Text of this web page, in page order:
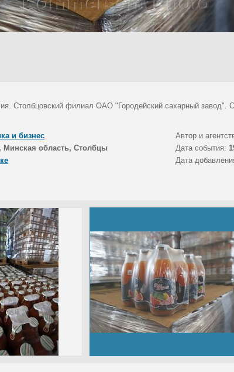
Столбцовский филиал ОАО "Городейский сахарный завод".
и бизнес Автор и
Минская область, Столбцы Дата события:
Дата